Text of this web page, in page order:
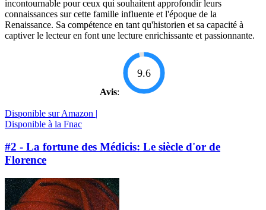
incontournable pour ceux qui souhaitent approfondir leurs
connaissances sur cette famille influente et l'époque de la
Renaissance. Sa compétence en tant qu'historien et sa capacité à
captiver le lecteur en font une lecture enrichissante et passionnante.
Avis:
9.6
Disponible sur Amazon |
Disponible à la Fnac
#2 - La fortune des Médicis: Le siècle d'or de
Florence